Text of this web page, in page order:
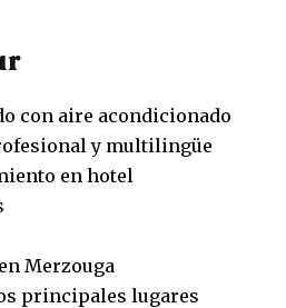
con aire acondicionado
y multilingüe
en hotel
Merzouga
principales lugares